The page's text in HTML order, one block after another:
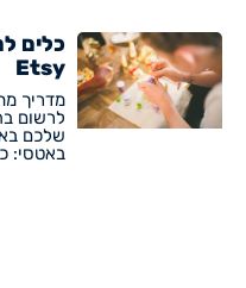
כלים
Etsy
מדריך
לרשום
שלכם
באטסי: